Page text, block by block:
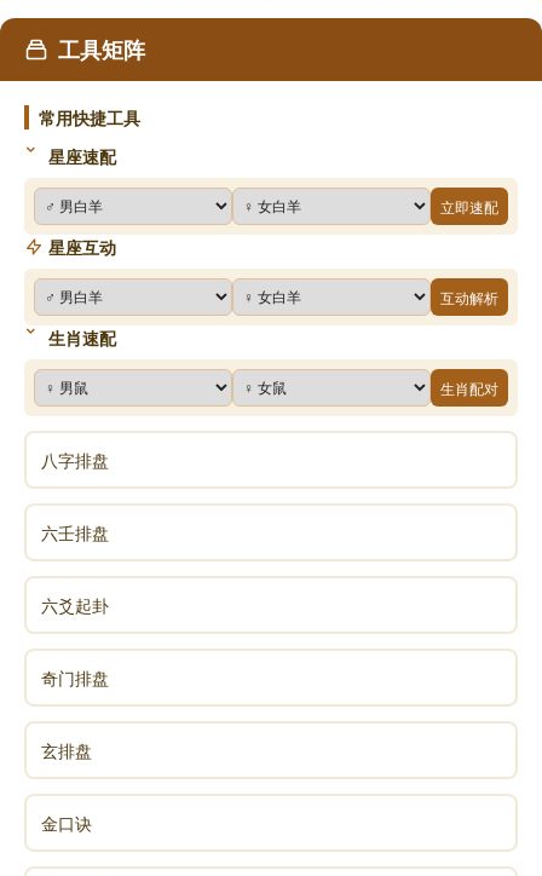
工具矩阵
常用快捷工具
星座速配
立即速配
星座互动
互动解析
生肖速配
生肖配对
八字排盘
六壬排盘
六爻起卦
奇门排盘
玄排盘
金口诀